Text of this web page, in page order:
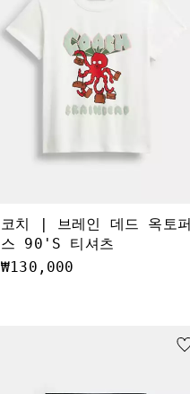
코치 | 브레인 데드 옥토퍼
스 90'S 티셔츠
₩130,000